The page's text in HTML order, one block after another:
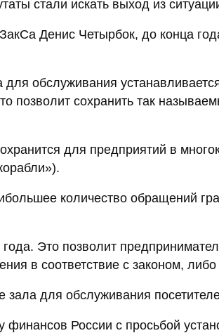
стали искать выход из
Денис Четырбок, до конца
обслуживания
позволит сохранить так
для предприятий в
количество обращений
Это позволит
в соответствие с законом,
зала для обслуживания
финансов России с просьбой